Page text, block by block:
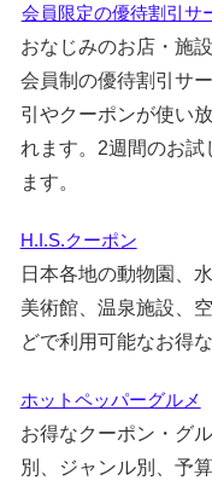
会員限定の優待割引サ
おなじみのお店・施
会員制の優待割引サ
引やクーポンが使い
れます。2週間のお
ます。
H.I.S.クーポン
日本各地の動物園、
美術館、温泉施設、
どで利用可能なお得
ホットペッパーグルメ
お得なクーポン・グ
別、ジャンル別、予